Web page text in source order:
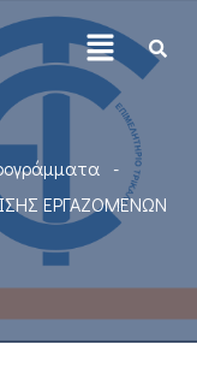
ΕΡΓΑΖΟΜΕΝΩΝ